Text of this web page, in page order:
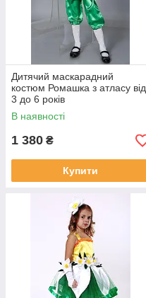
Дитячий маскарадний
костюм Ромашка з атласу від
3 до 6 років
В наявності
1 380 ₴
Купити